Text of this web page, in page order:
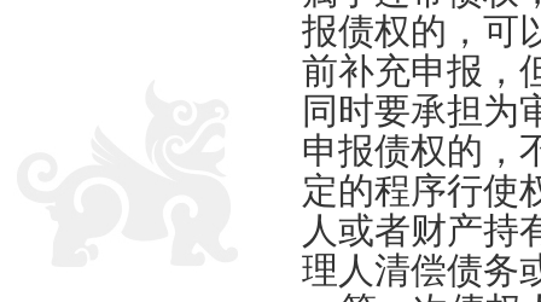
报债权的，可
前补充申报，
同时要承担为
申报债权的，
定的程序行使
人或者财产持
理人清偿债务